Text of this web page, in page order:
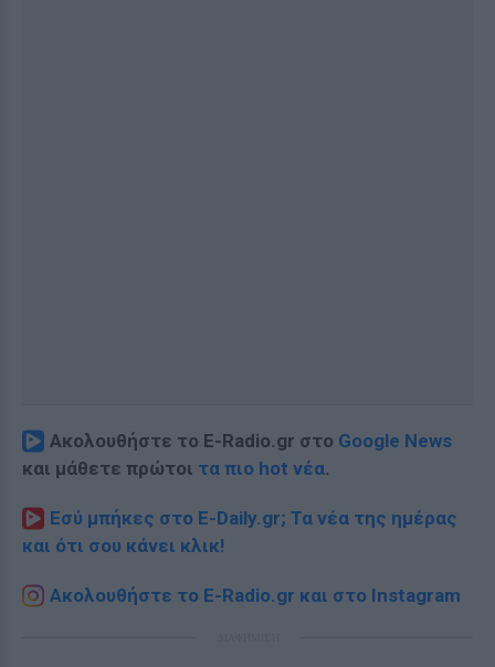
Ακολουθήστε το E-Radio.gr στο Google News
και μάθετε πρώτοι τα πιο hot νέα.
Εσύ μπήκες στο E-Daily.gr; Τα νέα της ημέρας
και ότι σου κάνει κλικ!
Ακολουθήστε το E-Radio.gr και στο Instagram